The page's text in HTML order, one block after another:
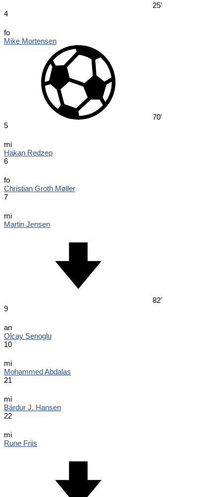
25'
4
fo
Mike Mortensen
70'
5
mi
Hakan Redzep
6
fo
Christian Groth Møller
7
mi
Martin Jensen
82'
9
an
Olcay Senoglu
10
mi
Mohammed Abdalas
21
mi
Bárdur J. Hansen
22
mi
Rune Friis